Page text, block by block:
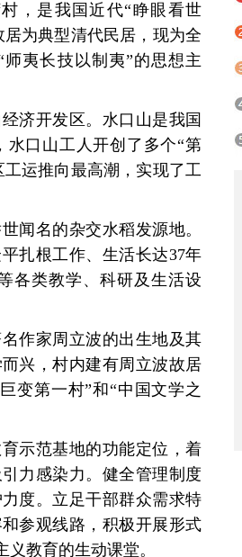
，是我国近代“睁眼看世
为典型清代民居，现为全
夷长技以制夷”的思想主
济开发区。水口山是我国
口山工人开创了多个“第
运推向最高潮，实现了工
闻名的杂交水稻发源地。
扎根工作、生活长达37年
各类教学、科研及生活设
作家周立波的出生地及其
兴，村内建有周立波故居
变第一村”和“中国文学之
示范基地的功能定位，着
力感染力。健全管理制度
度。立足干部群众需求特
参观线路，积极开展形式
教育的生动课堂。